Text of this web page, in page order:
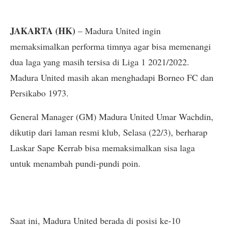
JAKARTA (HK) – Madura United ingin
memaksimalkan performa timnya agar bisa memenangi
dua laga yang masih tersisa di Liga 1 2021/2022.
Madura United masih akan menghadapi Borneo FC dan
Persikabo 1973.
General Manager (GM) Madura United Umar Wachdin,
dikutip dari laman resmi klub, Selasa (22/3), berharap
Laskar Sape Kerrab bisa memaksimalkan sisa laga
untuk menambah pundi-pundi poin.
Saat ini, Madura United berada di posisi ke-10